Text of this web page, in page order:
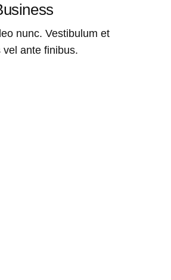
nunc. Vestibulum et
vel ante finibus.